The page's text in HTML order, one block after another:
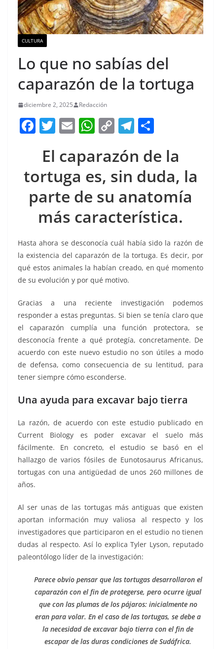
CULTURA
Lo que no sabías del
caparazón de la tortuga
diciembre 2, 2025 Redacción
F
e
b
o
o
k
T
itt
er
E
ai
l
W
at
s
A
p
p
C
p
y
Li
n
k
T
e
gr
a
m
ar
e
El caparazón de la
tortuga es, sin duda, la
parte de su anatomía
más característica.
Hasta ahora se desconocía cuál había sido la razón de
la existencia del caparazón de la tortuga. Es decir, por
qué estos animales la habían creado, en qué momento
de su evolución y por qué motivo.
Gracias a una reciente investigación podemos
responder a estas preguntas. Si bien se tenía claro que
el caparazón cumplía una función protectora, se
desconocía frente a qué protegía, concretamente. De
acuerdo con este nuevo estudio no son útiles a modo
de defensa, como consecuencia de su lentitud, para
tener siempre cómo esconderse.
Una ayuda para excavar bajo tierra
La razón, de acuerdo con este estudio publicado en
Current Biology es poder excavar el suelo más
fácilmente. En concreto, el estudio se basó en el
hallazgo de varios fósiles de Eunotosaurus Africanus,
tortugas con una antigüedad de unos 260 millones de
años.
Al ser unas de las tortugas más antiguas que existen
aportan información muy valiosa al respecto y los
investigadores que participaron en el estudio no tienen
dudas al respecto. Así lo explica Tyler Lyson, reputado
paleontólogo líder de la investigación:
Parece obvio pensar que las tortugas desarrollaron el
caparazón con el fin de protegerse, pero ocurre igual
que con las plumas de los pájaros: inicialmente no
eran para volar. En el caso de las tortugas, se debe a
la necesidad de excavar bajo tierra con el fin de
escapar de las duras condiciones de Sudáfrica.